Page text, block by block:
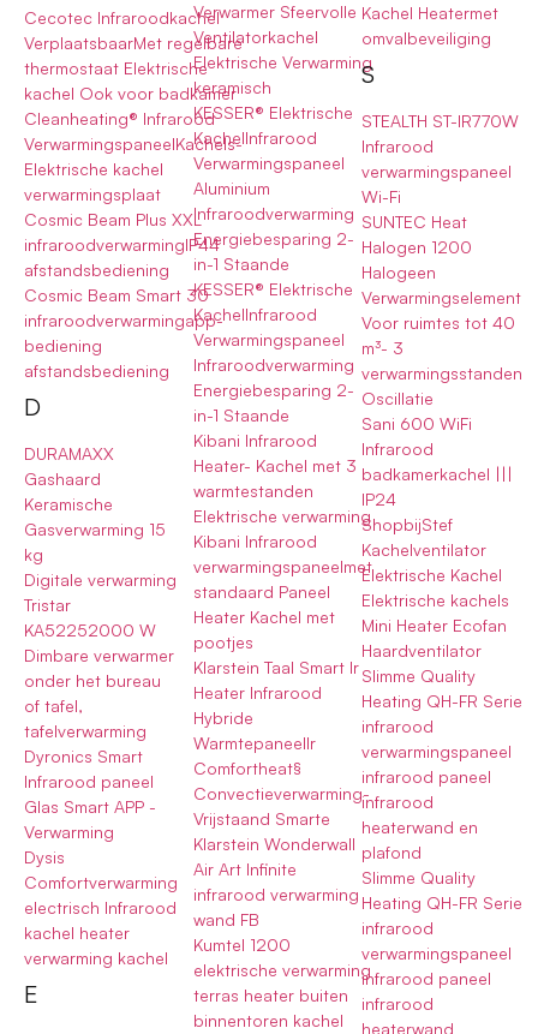
Cecotec Infraroodkachel
VerplaatsbaarMet regelbare
thermostaat Elektrische
kachel Ook voor badkamer
Cleanheating® Infrarood
VerwarmingspaneelKachels-
Elektrische kachel
verwarmingsplaat
Cosmic Beam Plus XXL
infraroodverwarmingIP44
afstandsbediening
Cosmic Beam Smart 30
infraroodverwarmingapp-
bediening
afstandsbediening
D
DURAMAXX
Gashaard
Keramische
Gasverwarming 15
kg
Digitale verwarming
Tristar
KA52252000 W
Dimbare verwarmer
onder het bureau
of tafel,
tafelverwarming
Dyronics Smart
Infrarood paneel
Glas Smart APP -
Verwarming
Dysis
Comfortverwarming
electrisch Infrarood
kachel heater
verwarming kachel
E
Verwarmer Sfeervolle
Ventilatorkachel
Elektrische Verwarming
keramisch
KESSER® Elektrische
KachelInfrarood
Verwarmingspaneel
Aluminium
Infraroodverwarming
Energiebesparing 2-
in-1 Staande
KESSER® Elektrische
KachelInfrarood
Verwarmingspaneel
Infraroodverwarming
Energiebesparing 2-
in-1 Staande
Kibani Infrarood
Heater- Kachel met 3
warmtestanden
Elektrische verwarming
Kibani Infrarood
verwarmingspaneelmet
standaard Paneel
Heater Kachel met
pootjes
Klarstein Taal Smart Ir
Heater Infrarood
Hybride
WarmtepaneelIr
Comfortheat§
Convectieverwarming-
Vrijstaand Smarte
Klarstein Wonderwall
Air Art Infinite
infrarood verwarming
wand FB
Kumtel 1200
elektrische verwarming
terras heater buiten
binnentoren kachel
Kachel Heatermet
omvalbeveiliging
S
STEALTH ST-IR770W
Infrarood
verwarmingspaneel
Wi-Fi
SUNTEC Heat
Halogen 1200
Halogeen
Verwarmingselement
Voor ruimtes tot 40
m³- 3
verwarmingsstanden
Oscillatie
Sani 600 WiFi
Infrarood
badkamerkachel |||
IP24
ShopbijStef
Kachelventilator
Elektrische Kachel
Elektrische kachels
Mini Heater Ecofan
Haardventilator
Slimme Quality
Heating QH-FR Serie
infrarood
verwarmingspaneel
infrarood paneel
infrarood
heaterwand en
plafond
Slimme Quality
Heating QH-FR Serie
infrarood
verwarmingspaneel
infrarood paneel
infrarood
heaterwand